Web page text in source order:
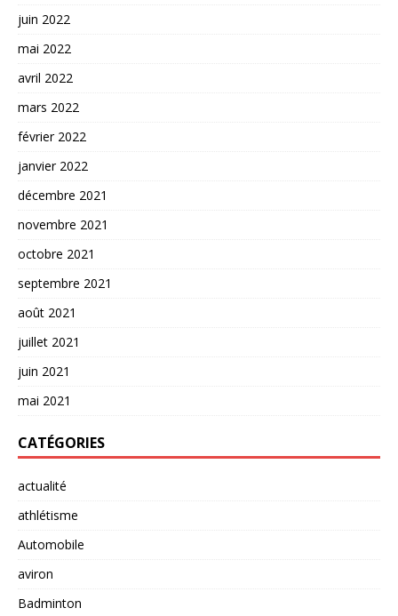
juin 2022
mai 2022
avril 2022
mars 2022
février 2022
janvier 2022
décembre 2021
novembre 2021
octobre 2021
septembre 2021
août 2021
juillet 2021
juin 2021
mai 2021
CATÉGORIES
actualité
athlétisme
Automobile
aviron
Badminton